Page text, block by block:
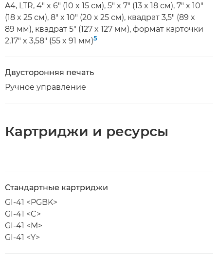
A4, LTR, 4" x 6" (10 x 15 см), 5" x 7" (13 x 18 см), 7" x 10"
(18 x 25 см), 8" x 10" (20 x 25 см), квадрат 3,5" (89 x
89 мм), квадрат 5" (127 x 127 мм), формат карточки
2,17" x 3,58" (55 x 91 мм)5
Двусторонняя печать
Ручное управление
Картриджи и ресурсы
Стандартные картриджи
GI-41 <PGBK>
GI-41 <C>
GI-41 <M>
GI-41 <Y>